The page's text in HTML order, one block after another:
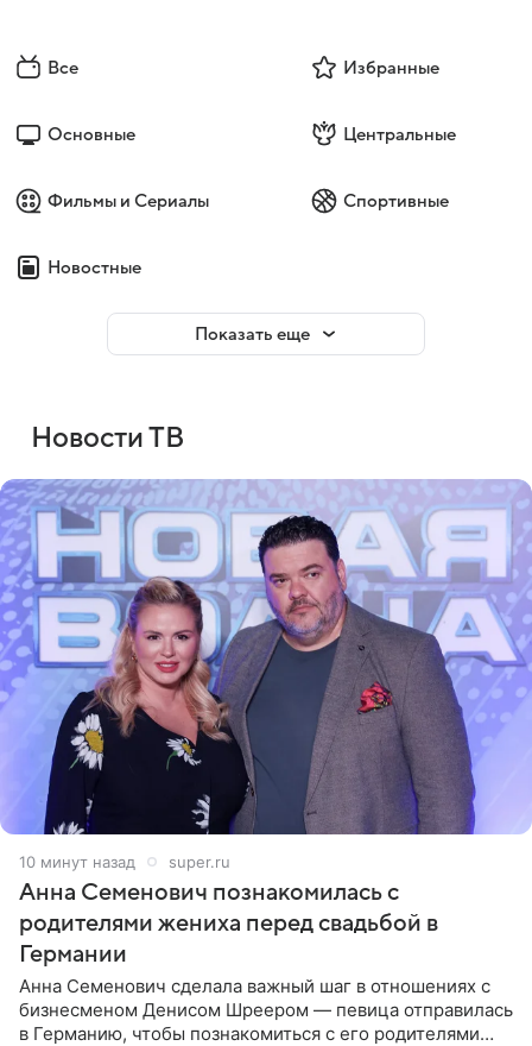
Все Избранные
Основные Центральные
Фильмы и Сериалы Спортивные
Новостные
Показать еще
Новости ТВ
10 минут назад super.ru
Анна Семенович познакомилась с
родителями жениха перед свадьбой в
Германии
Анна Семенович сделала важный шаг в отношениях с
бизнесменом Денисом Шреером — певица отправилась
в Германию, чтобы познакомиться с его родителями